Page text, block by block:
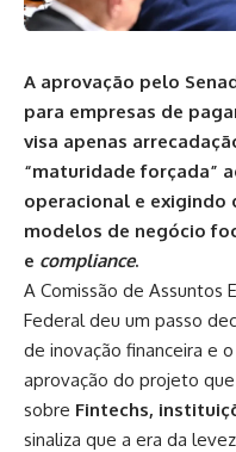
A aprovação pelo
para empresas de
visa apenas
“maturidade forçada”
operacional e exigindo
modelos de negócio
e compliance.
A Comissão de Assuntos
Federal deu um passo
de inovação financeira e
aprovação do projeto
sobre Fintechs,
sinaliza que a era da